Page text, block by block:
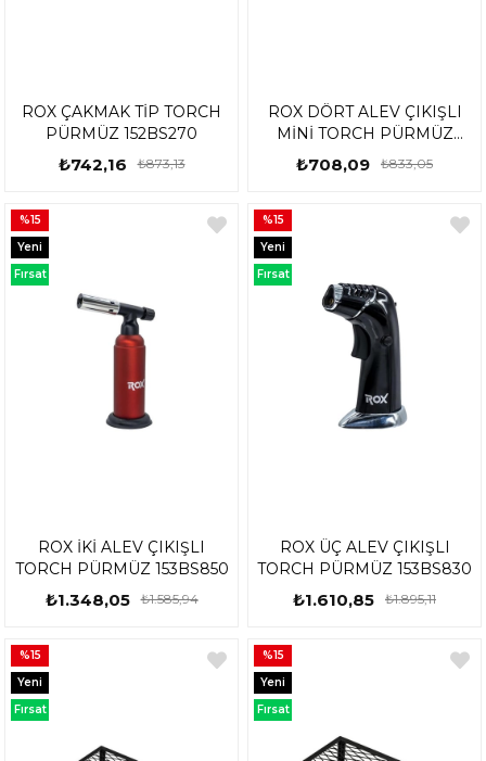
ROX ÇAKMAK TİP TORCH
PÜRMÜZ 152BS270
₺742,16 ₺873,13
ROX DÖRT ALEV ÇIKIŞLI
MİNİ TORCH PÜRMÜZ
153BS106
₺708,09 ₺833,05
ROX İKİ ALEV ÇIKIŞLI
TORCH PÜRMÜZ 153BS850
₺1.348,05 ₺1.585,94
%15
Yeni
Ürün
Fırsat
ROX ÜÇ ALEV ÇIKIŞLI
TORCH PÜRMÜZ 153BS830
₺1.610,85 ₺1.895,11
%15
Yeni
Ürün
Fırsat
%15
Yeni
Ürün
Fırsat
%15
Yeni
Ürün
Fırsat